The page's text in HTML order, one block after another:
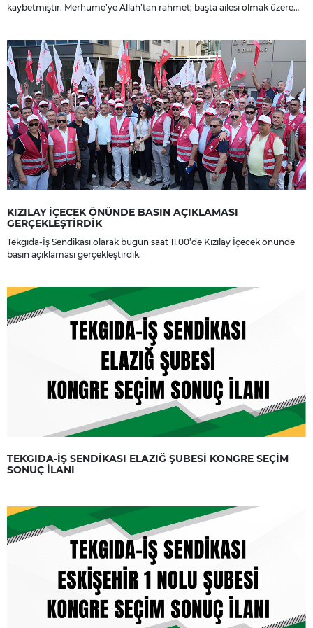
kaybetmiştir. Merhume’ye Allah’tan rahmet; başta ailesi olmak üzere
KIZILAY İÇECEK ÖNÜNDE BASIN AÇIKLAMASI
GERÇEKLEŞTİRDİK
Tekgıda-İş Sendikası olarak bugün saat 11.00’de Kızılay İçecek önünde
basın açıklaması gerçekleştirdik.
TEKGIDA-İŞ SENDİKASI ELAZIĞ ŞUBESİ KONGRE SEÇİM
SONUÇ İLANI